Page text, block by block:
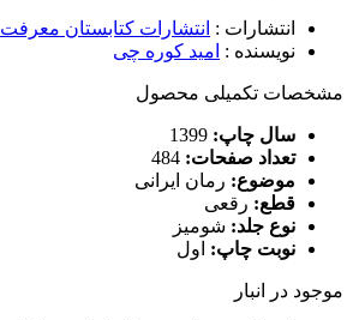
انتشارات : انتشارات کتابستان معرفت
نویسنده : امید کوره چی
مشخصات تکمیلی محصول
سال چاپ:
تعداد صفحات:
موضوع: رمان ایرانی
قطع: رقعی
نوع جلد: شومیز
نوبت چاپ: اول
موجود در انبار